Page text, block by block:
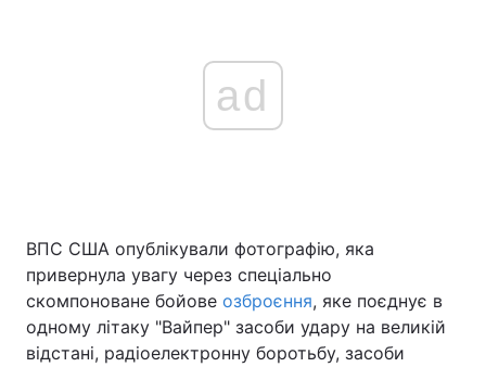
Головна Війна
Україна Політика
Економіка Світ
ad
ВПС США опублікували фотографію, яка
привернула увагу через спеціально
скомпоноване бойове озброєння, яке поєднує в
одному літаку "Вайпер" засоби удару на великій
відстані, радіоелектронну боротьбу, засоби